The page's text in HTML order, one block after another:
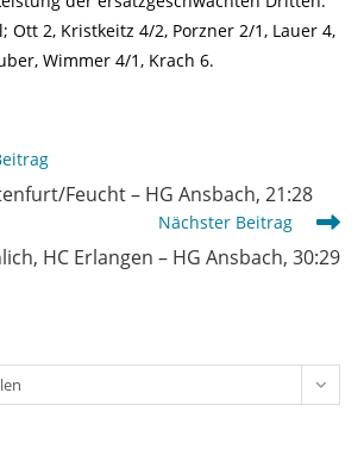
Ott 2, Kristkeitz 4/2, Porzner 2/1, Lauer 4,
Wimmer 4/1, Krach 6.
Feucht – HG Ansbach, 21:28
Nächster Beitrag
HC Erlangen – HG Ansbach, 30:29